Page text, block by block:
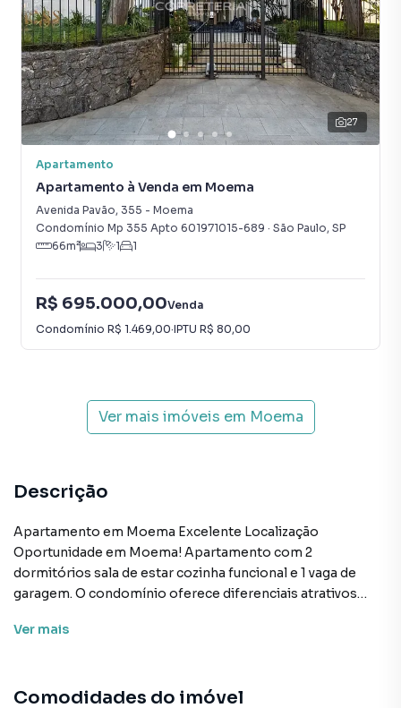
27
Apartamento
Apartamento à Venda em Moema
Avenida Pavão, 355 - Moema
Condomínio Mp 355 Apto 601971015-689 · São Paulo, SP
66m² 3 1 1
R$ 695.000,00Venda
Condomínio R$ 1.469,00·IPTU R$ 80,00
Ver mais imóveis em Moema
Descrição
Apartamento em Moema Excelente Localização
Oportunidade em Moema! Apartamento com 2
dormitórios sala de estar cozinha funcional e 1 vaga de
garagem. O condomínio oferece diferenciais atrativos
charmoso lago de carpas que valoriza o ambiente e
a padarias sacolões supermercados e toda a infraestrutura
Ver mais
Comodidades do imóvel